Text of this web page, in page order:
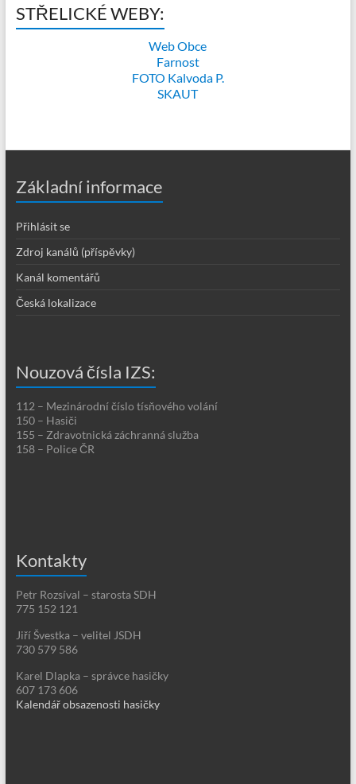
STŘELICKÉ WEBY:
Web Obce
Farnost
FOTO Kalvoda P.
SKAUT
Základní informace
Přihlásit se
Zdroj kanálů (příspěvky)
Kanál komentářů
Česká lokalizace
Nouzová čísla IZS:
112 – Mezinárodní číslo tísňového volání
150 – Hasiči
155 – Zdravotnická záchranná služba
158 – Police ČR
Kontakty
Petr Rozsíval – starosta SDH
775 152 121
Jiří Švestka – velitel JSDH
730 579 586
Karel Dlapka – správce hasičky
607 173 606
Kalendář obsazenosti hasičky